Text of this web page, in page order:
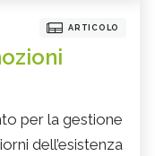
ARTICOLO
per la gestione
dell’esistenza